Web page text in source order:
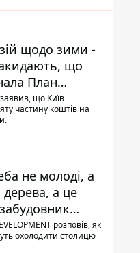
щодо зими -
що
План
20% що Київ
частину коштів на
не молоді, а
дерева, а це
розповів, як
охолодити столицю